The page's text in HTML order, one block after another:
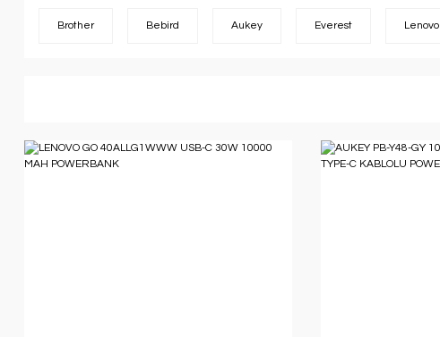
Brother Bebird Aukey Everest Lenovo